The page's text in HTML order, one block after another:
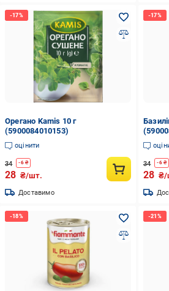
Орегано Kamis 10 г
(5900084010153)
оцінити
34 -6₴
28 ₴/шт.
Доставимо
34 -6₴
28 ₴/